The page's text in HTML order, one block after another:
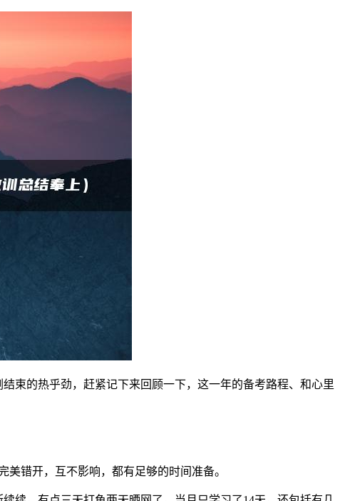
束的热乎劲，赶紧记下来回顾一下，这一年的备考路程、和心里
错开，互不影响，都有足够的时间准备。